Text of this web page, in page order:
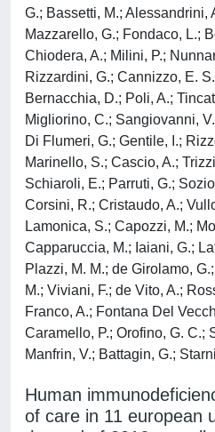
G.; Bassetti, M.; Alessandrini,
Mazzarello, G.; Fondaco, L.;
Chiodera, A.; Milini, P.;
Rizzardini, G.; Cannizzo, E.
Bernacchia, D.; Poli, A.;
Migliorino, C.; Sangiovanni,
Di Flumeri, G.; Gentile, I.;
Marinello, S.; Cascio, A.;
Schiaroli, E.; Parruti, G.;
Corsini, R.; Cristaudo, A.;
Lamonica, S.; Capozzi, M.;
Capparuccia, M.; Iaiani, G.;
Plazzi, M. M.; de Girolamo,
M.; Viviani, F.; de Vito, A.;
Franco, A.; Fontana Del
Caramello, P.; Orofino, G. C.;
Manfrin, V.; Battagin, G.;
Human
of care in 11 european